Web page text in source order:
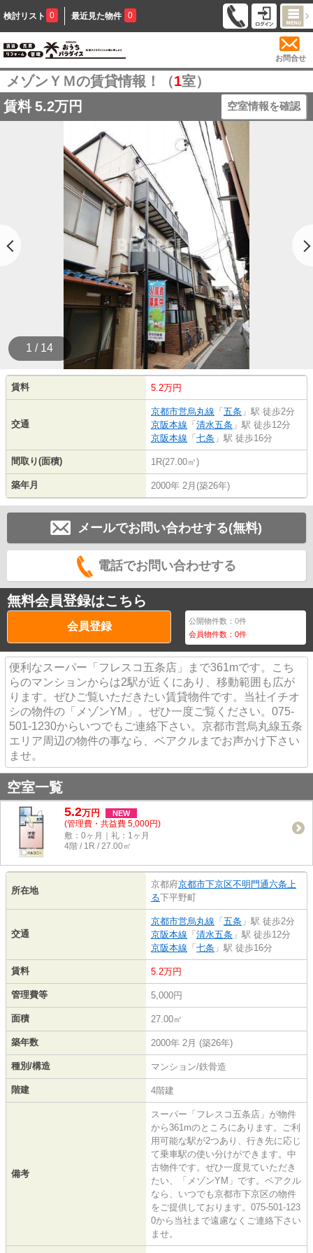
検討リスト 0 最近見た物件 0
お問合せ
メゾンＹＭの賃貸情報！（1室）
賃料 5.2万円 空室情報を確認
1 / 14
賃料 5.2万円
交通
京都市営烏丸線 「 五条 」駅 徒歩2分
京阪本線 「 清水五条 」駅 徒歩12分
京阪本線 「 七条 」駅 徒歩16分
間取り(面積) 1R(27.00㎡)
築年月 2000年 2月(築26年)
メールでお問い合わせする(無料)
電話でお問い合わせする
無料会員登録はこちら
会員登録 公開物件数：0件
会員物件数：0件
便利なスーパー「フレスコ五条店」まで361mです。こち
らのマンションからは2駅が近くにあり、移動範囲も広が
ります。ぜひご覧いただきたい賃貸物件です。当社イチオ
シの物件の「メゾンYM」。ぜひ一度ご覧ください。075-
501-1230からいつでもご連絡下さい。京都市営烏丸線五条
エリア周辺の物件の事なら、ベアクルまでお声かけ下さい
ませ。
空室一覧
5.2万円 NEW
(管理費・共益費 5,000円)
敷：0ヶ月｜礼：1ヶ月
4階 / 1R / 27.00㎡
所在地
京都府京都市下京区不明門通六条上
る下平野町
交通
京都市営烏丸線 「 五条 」駅 徒歩2分
京阪本線 「 清水五条 」駅 徒歩12分
京阪本線 「 七条 」駅 徒歩16分
賃料 5.2万円
管理費等 5,000円
面積 27.00㎡
築年数 2000年 2月 (築26年)
種別/構造 マンション/鉄骨造
階建 4階建
備考
スーパー「フレスコ五条店」が物件
から361mのところにあります。ご利
用可能な駅が2つあり、行き先に応じ
て乗車駅の使い分けができます。中
古物件です。ぜひ一度見ていただき
たい、「メゾンYM」です。ベアクル
なら、いつでも京都市下京区の物件
をご提供しております。075-501-123
0から当社まで遠慮なくご連絡下さい
ませ。